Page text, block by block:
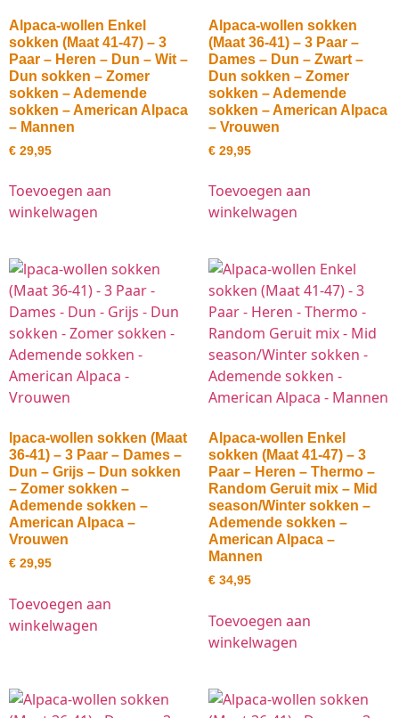
Alpaca-wollen Enkel
sokken (Maat 41-47) – 3
Paar – Heren – Dun – Wit –
Dun sokken – Zomer
sokken – Ademende
sokken – American Alpaca
– Mannen
€ 29,95
Toevoegen aan
winkelwagen
Alpaca-wollen sokken
(Maat 36-41) – 3 Paar –
Dames – Dun – Zwart –
Dun sokken – Zomer
sokken – Ademende
sokken – American Alpaca
– Vrouwen
€ 29,95
Toevoegen aan
winkelwagen
lpaca-wollen sokken (Maat
36-41) – 3 Paar – Dames –
Dun – Grijs – Dun sokken
– Zomer sokken –
Ademende sokken –
American Alpaca –
Vrouwen
€ 29,95
Toevoegen aan
winkelwagen
Alpaca-wollen Enkel
sokken (Maat 41-47) – 3
Paar – Heren – Thermo –
Random Geruit mix – Mid
season/Winter sokken –
Ademende sokken –
American Alpaca –
Mannen
€ 34,95
Toevoegen aan
winkelwagen